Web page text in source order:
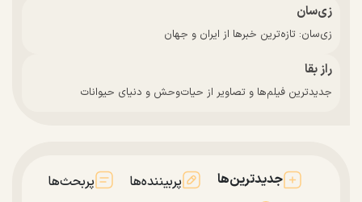
زی‌سان
زی‌سان: تازه‌ترین خبرها از ایران و جهان
راز بقا
جدیدترین فیلم‌ها و تصاویر از حیات‌وحش و دنیای حیوانات
جدیدترین‌ها پربیننده‌ها پربحث‌ها